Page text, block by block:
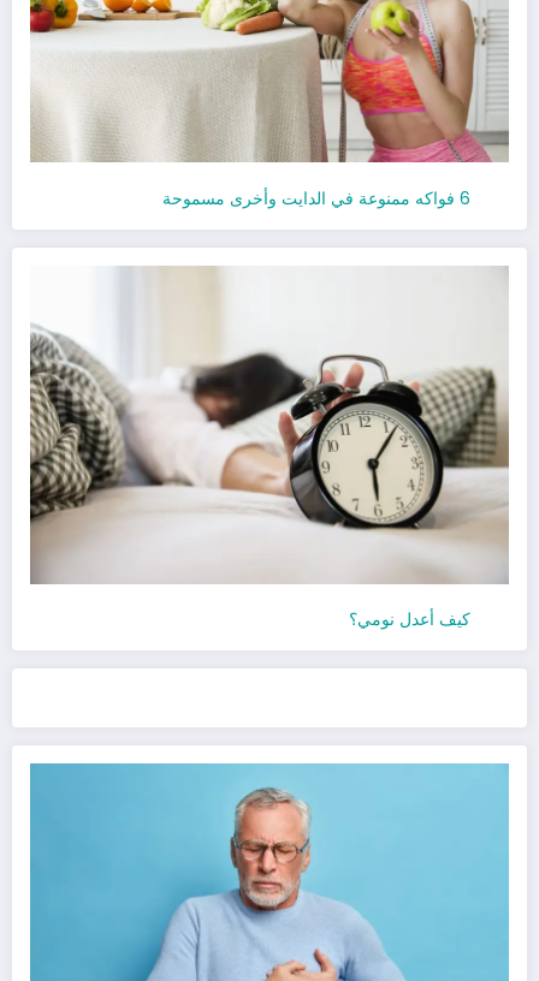
6 فواكه ممنوعة في الدايت وأخرى مسموحة
كيف أعدل نومي؟